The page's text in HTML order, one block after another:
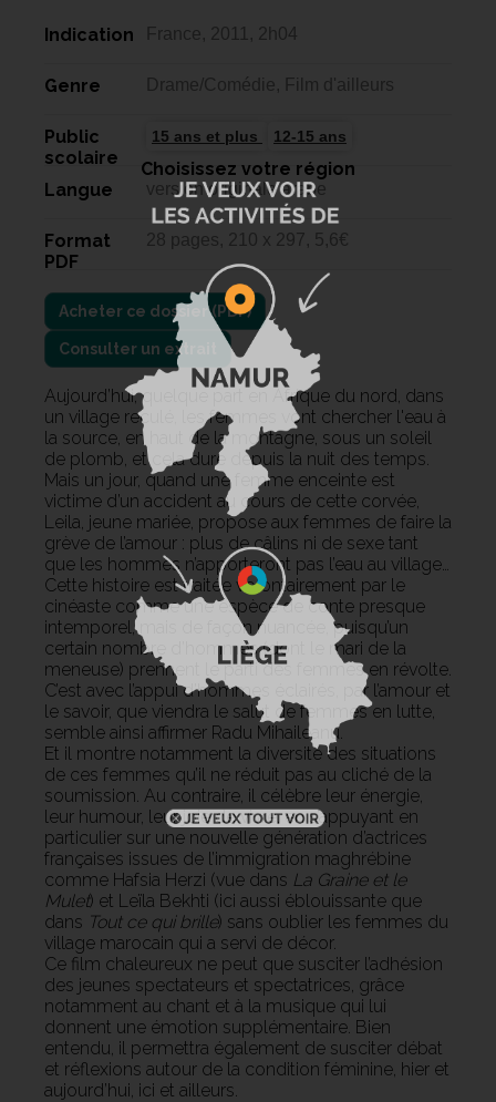
Indication France, 2011, 2h04
Genre Drame/Comédie, Film d'ailleurs
Public
scolaire
15 ans et plus 12-15 ans
Langue version originale arabe
Format
PDF
28 pages, 210 x 297, 5,6€
Consulter un extrait
Aujourd’hui, quelque part en Afrique du nord, dans
un village reculé, les femmes vont chercher l'eau à
la source, en haut de la montagne, sous un soleil
de plomb, et cela dure depuis la nuit des temps.
Mais un jour, quand une femme enceinte est
victime d’un accident au cours de cette corvée,
Leila, jeune mariée, propose aux femmes de faire la
grève de l’amour : plus de câlins ni de sexe tant
que les hommes n’apporteront pas l’eau au village…
Cette histoire est traitée volontairement par le
cinéaste comme une espèce de conte presque
intemporel, mais de façon nuancée, puisqu’un
certain nombre d’hommes (dont le mari de la
meneuse) prennent le parti des femmes en révolte.
C’est avec l’appui d’hommes éclairés, par l’amour et
le savoir, que viendra le salut de femmes en lutte,
semble ainsi affirmer Radu Mihaileanu.
Et il montre notamment la diversité des situations
de ces femmes qu’il ne réduit pas au cliché de la
soumission. Au contraire, il célèbre leur énergie,
leur humour, leur joie de vivre, en s’appuyant en
particulier sur une nouvelle génération d’actrices
françaises issues de l’immigration maghrébine
comme Hafsia Herzi (vue dans La Graine et le
Mulet) et Leïla Bekhti (ici aussi éblouissante que
dans Tout ce qui brille) sans oublier les femmes du
village marocain qui a servi de décor.
Ce film chaleureux ne peut que susciter l’adhésion
des jeunes spectateurs et spectatrices, grâce
notamment au chant et à la musique qui lui
donnent une émotion supplémentaire. Bien
entendu, il permettra également de susciter débat
et réflexions autour de la condition féminine, hier et
aujourd’hui, ici et ailleurs.
Choisissez votre région